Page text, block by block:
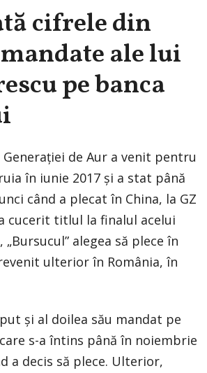
cifrele din
ale lui
pe banca
de Aur a venit pentru
în iunie 2017 și a stat până
când a plecat în China, la GZ
cucerit titlul la finalul acelui
„Bursucul” alegea să plece în
ulterior în România, în
și al doilea său mandat pe
s-a întins până în noiembrie
a decis să plece. Ulterior,